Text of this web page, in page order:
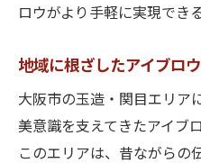
サロン後のメイク
日常に取り入れた
ム
メイク初心者で
法
ロウがより手軽に実現でき
地域に根ざしたアイブロ
大阪市の玉造・関目エリア
美意識を支えてきたアイブ
このエリアは、昔ながらの